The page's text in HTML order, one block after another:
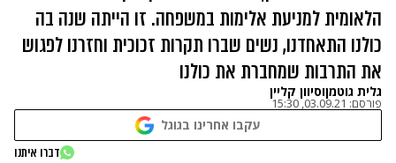
הלאומית למניעת אלימות במשפחה. זו הייתה שנה בה
כולנו התאחדנו, נשים שברו תקרות זכוכית וחזרנו לפגוש
את התרבות שמחברת את כולנו
גלית גוטמןוסיוון קליין
פורסם: 03.09.21, 15:30
עקבו אחרינו בגוגל
נתקלנו בבעיה
דברו איתנו